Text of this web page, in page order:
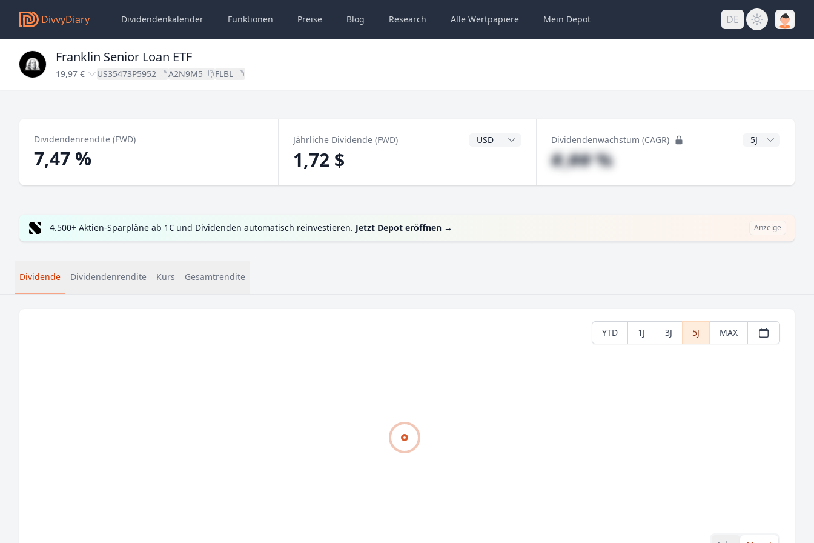
DivvyDiary Dividendenkalender Funktionen Preise Blog Research Alle Wertpapiere Mein Depot DE
Franklin Senior Loan ETF
19,97 € US35473P5952 A2N9M5 FLBL
Dividendenrendite (FWD)
7,47 %
Jährliche Dividende (FWD) Dividendenwährung
1,72 $
Dividendenwachstum (CAGR) CAGR Jahre
#,## %
4.500+ Aktien-Sparpläne ab 1€ und Dividenden automatisch reinvestieren. Jetzt Depot eröffnen → Anzeige
Dividende Dividendenrendite Kurs Gesamtrendite
YTD 1J 3J 5J MAX